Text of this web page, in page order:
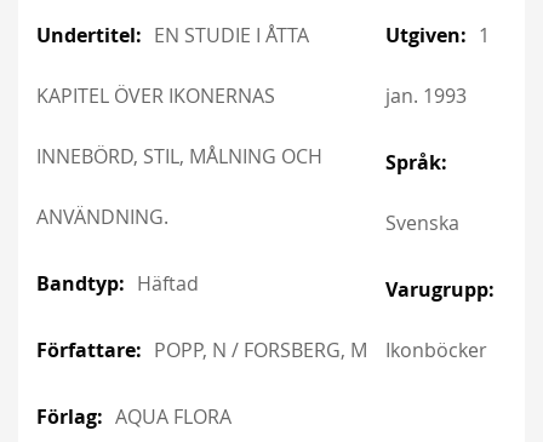
Information EN STUDIE I ÅTTA
KAPITEL ÖVER IKONERNAS
INNEBÖRD, STIL, MÅLNING OCH
ANVÄNDNING.
Häftad
POPP, N / FORSBERG, M
AQUA FLORA
Information
1
jan. 1993
Svenska
Ikonböcker